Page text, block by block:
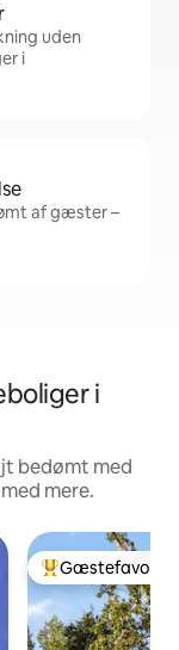
uden
i
af gæster –
i
bedømt med
mere.
Bedste
Gæstefavorit